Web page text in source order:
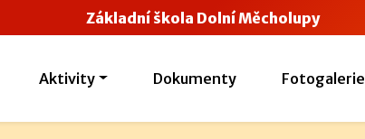
Základní škola Dolní Měcholupy
Aktivity Dokumenty Fotogalerie